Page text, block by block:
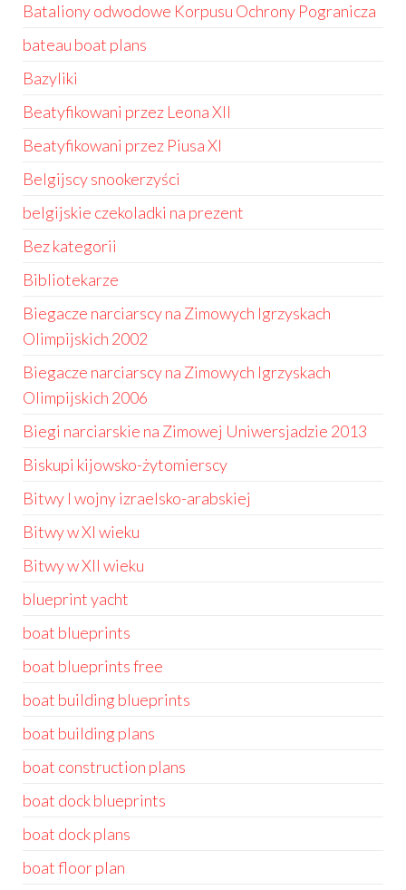
Bataliony odwodowe Korpusu Ochrony Pogranicza
bateau boat plans
Bazyliki
Beatyfikowani przez Leona XII
Beatyfikowani przez Piusa XI
Belgijscy snookerzyści
belgijskie czekoladki na prezent
Bez kategorii
Bibliotekarze
Biegacze narciarscy na Zimowych Igrzyskach
Olimpijskich 2002
Biegacze narciarscy na Zimowych Igrzyskach
Olimpijskich 2006
Biegi narciarskie na Zimowej Uniwersjadzie 2013
Biskupi kijowsko-żytomierscy
Bitwy I wojny izraelsko-arabskiej
Bitwy w XI wieku
Bitwy w XII wieku
blueprint yacht
boat blueprints
boat blueprints free
boat building blueprints
boat building plans
boat construction plans
boat dock blueprints
boat dock plans
boat floor plan